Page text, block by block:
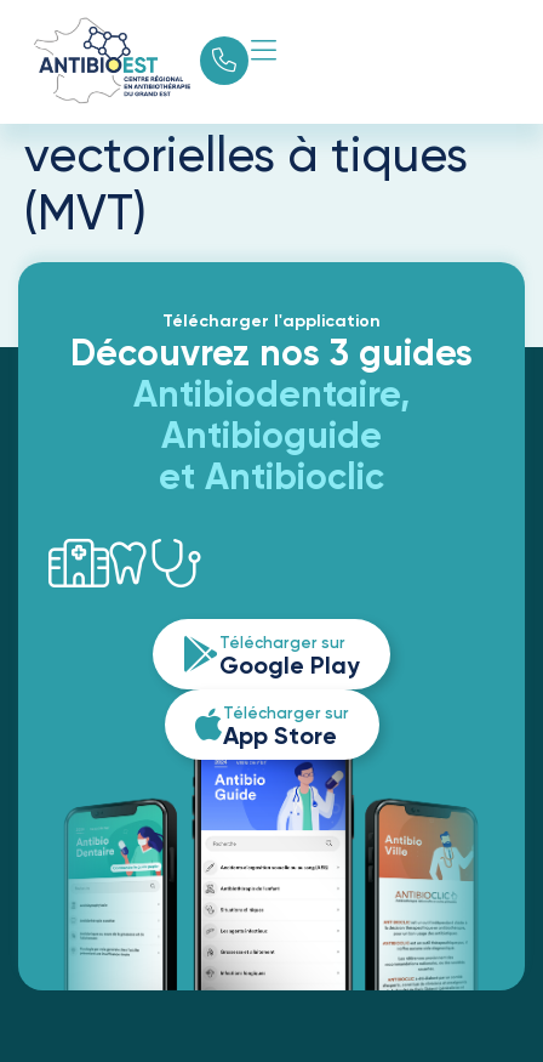
Borréliose de Lyme et
autres maladies
vectorielles à tiques
(MVT)
Télécharger l'application
Découvrez nos 3 guides
Antibiodentaire,
Antibioguide
et Antibioclic
Télécharger sur
Google Play
Télécharger sur
App Store